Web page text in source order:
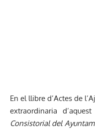
En el llibre d’Actes de
extraordinaria
Consistorial del